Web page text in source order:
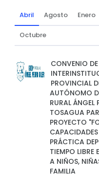
Abril Agosto Enero
Octubre
CONVENIO
PROVINCIAL
AUTÓNOMO
RURAL ÁNGEL
TOSAGUA
PROYECTO
PRÁCTICA
TIEMPO LIBRE
A NIÑOS,
FAMILIA